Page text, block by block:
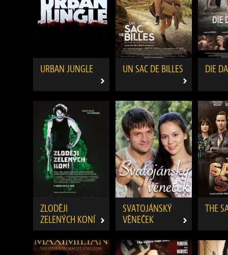
URBAN JUNGLE UN SAC DE BILLES DIE
ZLODĚJI
ZELENÝCH KONÍ
SVATOJÁNSKÝ
VĚNEČEK
THE